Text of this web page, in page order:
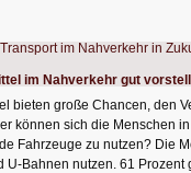
im Nahverkehr gut
bieten große Chancen, den
können sich die Menschen
Fahrzeuge zu nutzen? Die
U-Bahnen nutzen. 61 Prozent